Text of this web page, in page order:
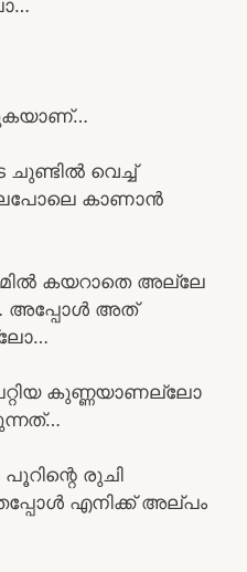
വെച്ച്
കാണാൻ
കയറാതെ അല്ലേ
അപ്പോൾ അത്
കുണ്ണയാണല്ലോ
രുചി
എനിക്ക് അല്പം